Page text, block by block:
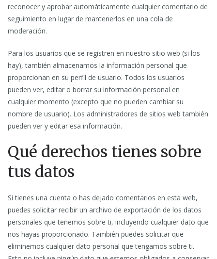
reconocer y aprobar automáticamente cualquier comentario de
seguimiento en lugar de mantenerlos en una cola de
moderación.
Para los usuarios que se registren en nuestro sitio web (si los
hay), también almacenamos la información personal que
proporcionan en su perfil de usuario. Todos los usuarios
pueden ver, editar o borrar su información personal en
cualquier momento (excepto que no pueden cambiar su
nombre de usuario). Los administradores de sitios web también
pueden ver y editar esa información.
Qué derechos tienes sobre
tus datos
Si tienes una cuenta o has dejado comentarios en esta web,
puedes solicitar recibir un archivo de exportación de los datos
personales que tenemos sobre ti, incluyendo cualquier dato que
nos hayas proporcionado. También puedes solicitar que
eliminemos cualquier dato personal que tengamos sobre ti.